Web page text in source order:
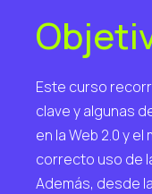
Este curso
clave y algunas
en la Web 2.0 y
correcto uso de
Además, desde